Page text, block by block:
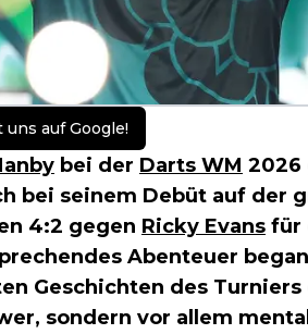
uns auf Google!
bei der Darts WM 2026
bei seinem Debüt auf der
4:2 gegen Ricky Evans für
Abenteuer
Geschichten des Turniers
sondern vor allem